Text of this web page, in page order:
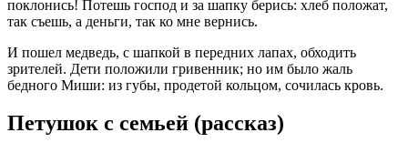
поклонись! Потешь господ и за шапку берись: хлеб положат,
так съешь, а деньги, так ко мне вернись.
И пошел медведь, с шапкой в передних лапах, обходить
зрителей. Дети положили гривенник; но им было жаль
бедного Миши: из губы, продетой кольцом, сочилась кровь.
Петушок с семьей (рассказ)